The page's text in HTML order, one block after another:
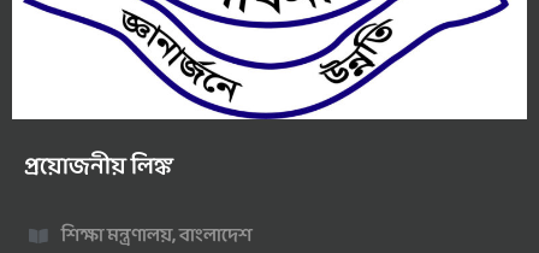
প্রয়োজনীয় লিঙ্ক
শিক্ষা মন্ত্রণালয়, বাংলাদেশ